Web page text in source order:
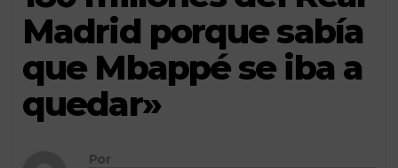
Madrid porque sabía
que Mbappé se iba a
quedar»
Por